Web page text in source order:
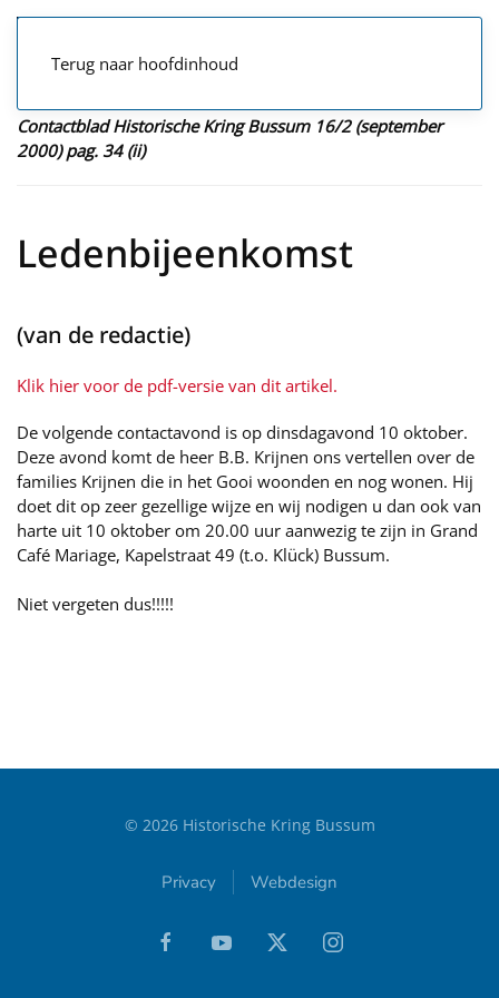
Terug naar hoofdinhoud
Contactblad Historische Kring Bussum 16/2 (september
2000) pag. 34 (ii)
Ledenbijeenkomst
(van de redactie)
Klik hier voor de pdf-versie van dit artikel.
De volgende contactavond is op dinsdagavond 10 oktober.
Deze avond komt de heer B.B. Krijnen ons vertellen over de
families Krijnen die in het Gooi woonden en nog wonen. Hij
doet dit op zeer gezellige wijze en wij nodigen u dan ook van
harte uit 10 oktober om 20.00 uur aanwezig te zijn in Grand
Café Mariage, Kapelstraat 49 (t.o. Klück) Bussum.
Niet vergeten dus!!!!!
© 2026Historische Kring Bussum
Privacy Webdesign